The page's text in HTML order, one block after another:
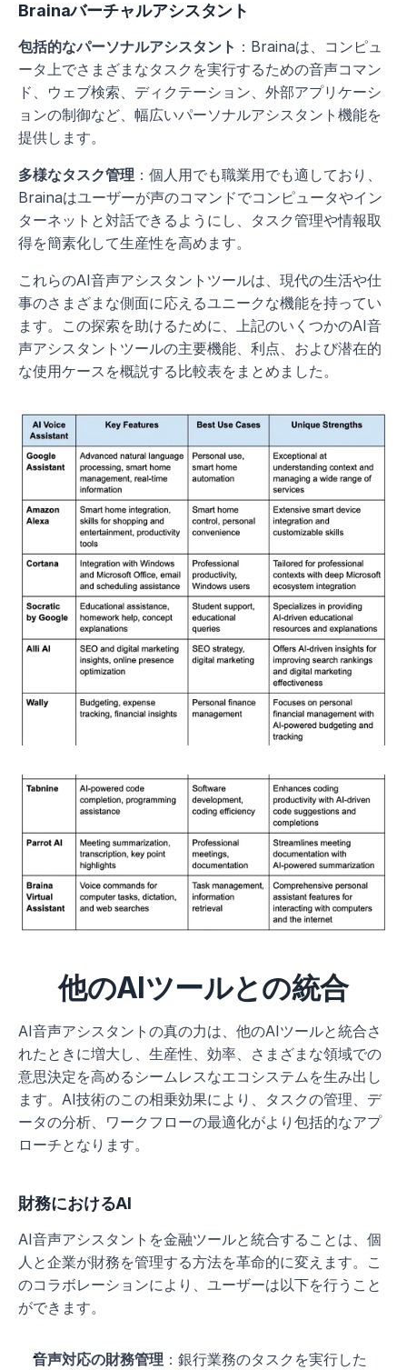
Brainaバーチャルアシスタント
包括的なパーソナルアシスタント ：Brainaは、コンピュ
ータ上でさまざまなタスクを実行するための音声コマン
ド、ウェブ検索、ディクテーション、外部アプリケーシ
ョンの制御など、幅広いパーソナルアシスタント機能を
提供します。
多様なタスク管理 ：個人用でも職業用でも適しており、
Brainaはユーザーが声のコマンドでコンピュータやイン
ターネットと対話できるようにし、タスク管理や情報取
得を簡素化して生産性を高めます。
これらのAI音声アシスタントツールは、現代の生活や仕
事のさまざまな側面に応えるユニークな機能を持ってい
ます。この探索を助けるために、上記のいくつかのAI音
声アシスタントツールの主要機能、利点、および潜在的
な使用ケースを概説する比較表をまとめました。
他のAIツールとの統合
AI音声アシスタントの真の力は、他のAIツールと統合さ
れたときに増大し、生産性、効率、さまざまな領域での
意思決定を高めるシームレスなエコシステムを生み出し
ます。AI技術のこの相乗効果により、タスクの管理、デ
ータの分析、ワークフローの最適化がより包括的なアプ
ローチとなります。
財務におけるAI
AI音声アシスタントを金融ツールと統合することは、個
人と企業が財務を管理する方法を革命的に変えます。こ
のコラボレーションにより、ユーザーは以下を行うこと
ができます。
音声対応の財務管理 ：銀行業務のタスクを実行した